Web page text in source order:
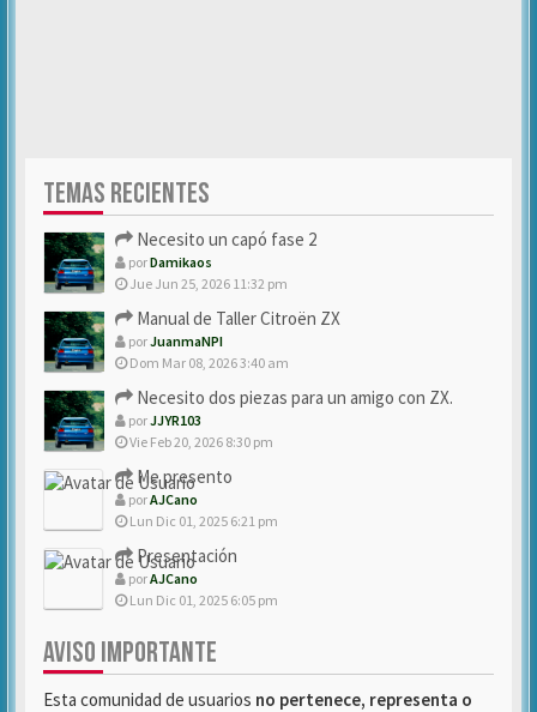
TEMAS RECIENTES
Necesito un capó fase 2
porDamikaos
Jue Jun 25, 2026 11:32 pm
Manual de Taller Citroën ZX
porJuanmaNPI
Dom Mar 08, 2026 3:40 am
Necesito dos piezas para un amigo con ZX.
porJJYR103
Vie Feb 20, 2026 8:30 pm
Me presento
porAJCano
Lun Dic 01, 2025 6:21 pm
Presentación
porAJCano
Lun Dic 01, 2025 6:05 pm
AVISO IMPORTANTE
Esta comunidad de usuarios no pertenece, representa o